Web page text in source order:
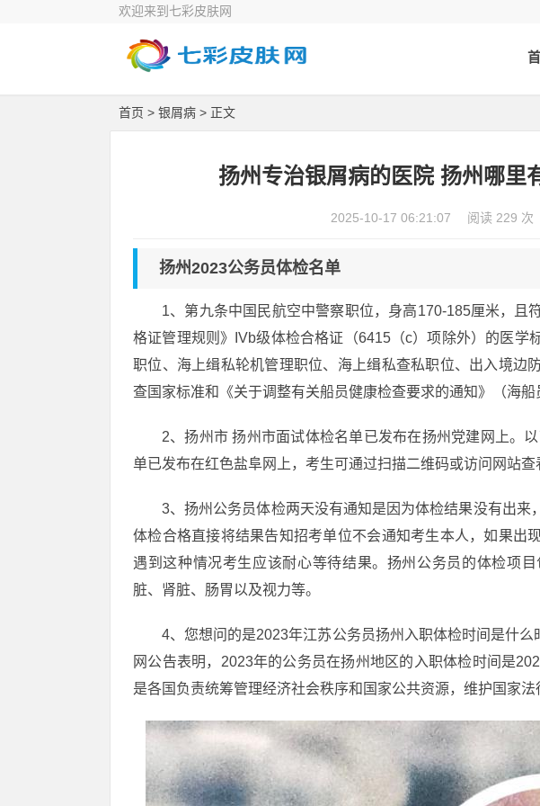
欢迎来到七彩皮肤网
首页 > 银屑病 > 正文
扬州专治银屑病的医院 扬州哪里
2025-10-17 06:21:07 阅读 229 次
扬州2023公务员体检名单
1、第九条中国民航空中警察职位，身高170-185厘米，且
格证管理规则》IVb级体检合格证（6415（c）项除外）的医学
职位、海上缉私轮机管理职位、海上缉私查私职位、出入境边
查国家标准和《关于调整有关船员健康检查要求的通知》（海船
2、扬州市 扬州市面试体检名单已发布在扬州党建网上。
单已发布在红色盐阜网上，考生可通过扫描二维码或访问网站查
3、扬州公务员体检两天没有通知是因为体检结果没有出来
体检合格直接将结果告知招考单位不会通知考生本人，如果出
遇到这种情况考生应该耐心等待结果。扬州公务员的体检项
脏、肾脏、肠胃以及视力等。
4、您想问的是2023年江苏公务员扬州入职体检时间是什
网公告表明，2023年的公务员在扬州地区的入职体检时间是
是各国负责统筹管理经济社会秩序和国家公共资源，维护国家法